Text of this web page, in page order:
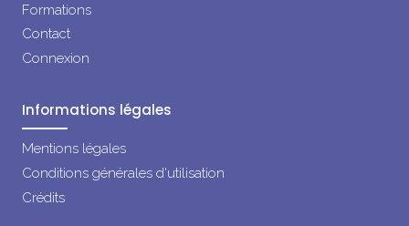
Formations
Contact
Connexion
Informations légales
Mentions légales
Conditions générales d'utilisation
Crédits